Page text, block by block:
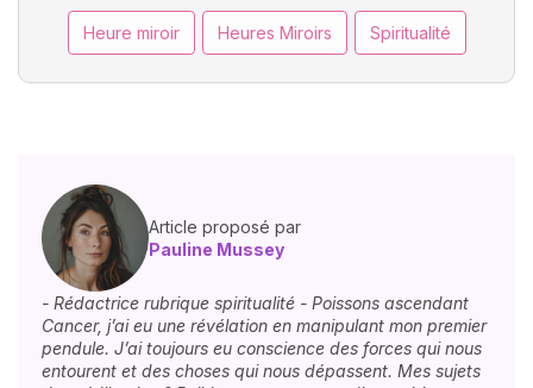
Heure miroir Heures Miroirs Spiritualité
Article proposé par
Pauline Mussey
- Rédactrice rubrique spiritualité - Poissons ascendant
Cancer, j’ai eu une révélation en manipulant mon premier
pendule. J’ai toujours eu conscience des forces qui nous
entourent et des choses qui nous dépassent. Mes sujets